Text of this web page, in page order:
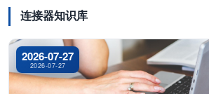
连接器知识库
2026-07-27
2026-07-27